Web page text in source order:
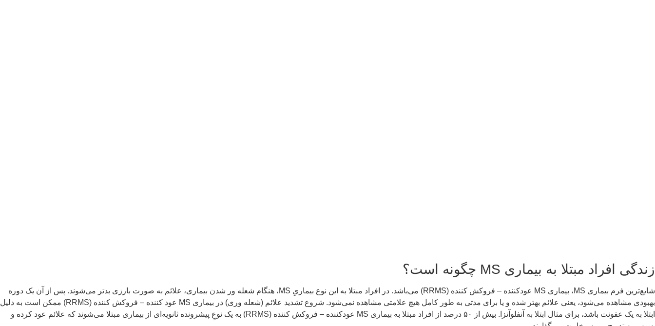
زندگی افراد مبتلا به بیماری MS چگونه است؟
شایع‌ترین فرم بیماری MS، بیماری MS عودکننده – فروکش کننده (RRMS)‌ می‌باشد. در افراد مبتلا به این نوع بیماریِ MS، هنگام شعله ور شدن بیماری، علائم به صورت بارزی بدتر می‌شوند. پس از آن یک دوره
بهبودی مشاهده می‌شود، یعنی علائم بهتر شده و یا برای مدتی به طور کامل هیچ علامتی مشاهده نمی‌شود. شروع تشدید علائم (شعله وری) در بیماری MS عود کننده – فروکش کننده (RRMS) ممکن است به دلیل
ابتلا به یک عفونت باشد، برای مثال ابتلا به آنفلوآنزا. بیش از ۵۰ درصد از افراد مبتلا به بیماری MS عودکننده – فروکش کننده (RRMS)‌ به یک نوعِ پیشرونده ثانویه‌ای از بیماری مبتلا می‌شوند که علائم عود کرده و